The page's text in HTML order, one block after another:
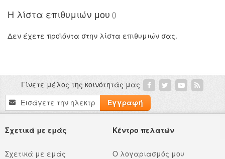
στιγμή
σελίδα
Η λίστα επιθυμιών μου
Δεν έχετε προϊόντα στην λίστα επιθυμιών σας.
Γίνετε μέλος της κοινότητάς μας
Εγγραφή
στο
Δελτίο:
Εγγραφή
Σχετικά με εμάς
Σχετικά με εμάς
Κέντρο πελατών
Ο λογαριασμός μου